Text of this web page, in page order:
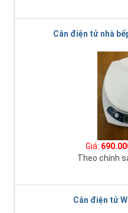
Cân điện tử nhà
Giá:
Theo chính
Cân điện tử